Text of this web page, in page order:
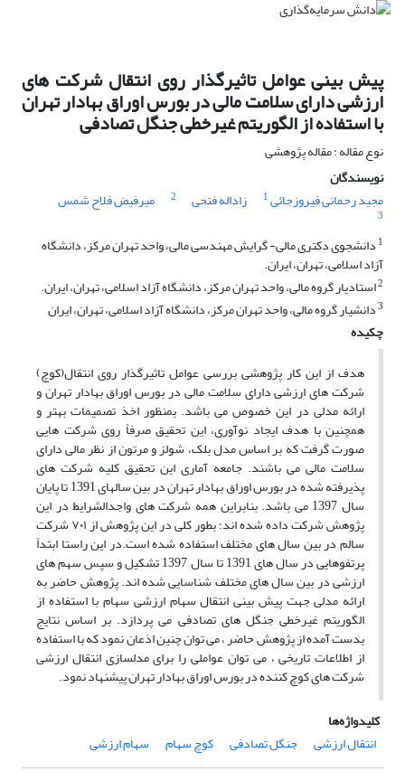
پیش بینی عوامل تاثیرگذار روی انتقال شرکت های
ارزشی دارای سلامت مالی در بورس اوراق بهادار تهران
با استفاده از الگوریتم غیرخطی جنگل تصادفی
نوع مقاله : مقاله پژوهشی
نویسندگان
مجید رحمانی فیروزجائی1 زاداله فتحی 2 میرفیض فلاح شمس
3
1 دانشجوی دکتری مالی- گرایش مهندسی مالی، واحد تهران مرکز، دانشگاه
آزاد اسلامی، تهران، ایران.
2استادیار گروه مالی، واحد تهران مرکز، دانشگاه آزاد اسلامی، تهران، ایران.
3دانشیار گروه مالی، واحد تهران مرکز، دانشگاه آزاد اسلامی، تهران، ایران
چکیده
هدف از این کار پژوهشی بررسی عوامل تاثیرگذار روی انتقال(کوچ)
شرکت های ارزشی دارای سلامت مالی در بورس اوراق بهادار تهران و
ارائه مدلی در این خصوص می باشد. بمنظور اخذ تصمیمات بهتر و
همچنین با هدف ایجاد نوآوری، این تحقیق صرفاً روی شرکت هایی
صورت گرفت که بر اساس مدل بلک، شولز و مرتون از نظر مالی دارای
سلامت مالی می باشند. جامعه آماری این تحقیق کلیه شرکت های
پذیرفته شده در بورس اوراق بهادار تهران در بین سالهای 1391 تا پایان
سال 1397 می باشد. بنابراین همه شرکت های واجدالشرایط در این
پژوهش شرکت داده شده اند؛ بطور کلی در این پژوهش از ۷۰۱ شرکت
سالم در بین سال های مختلف استفاده شده است.در این راستا ابتداً
پرتفوهایی در سال های 1391 تا سال 1397 تشکیل و سپس سهم های
ارزشی در بین سال های مختلف شناسایی شده اند. پژوهش حاضر به
ارائه مدلی جهت پیش بینی انتقال سهام ارزشی سهام با استفاده از
الگوریتم غیرخطی جنگل های تصادفی می پردازد. بر اساس نتایج
بدست آمده از پژوهش حاضر ، می توان چنین اذعان نمود که با استفاده
از اطلاعات تاریخی ، می توان عواملی را برای مدلسازی انتقال ارزشی
شرکت های کوچ کننده در بورس اوراق بهادار تهران پیشنهاد نمود.
کلیدواژه‌ها
انتقال ارزشی
جنگل تصادفی کوچ سهام سهام ارزشی